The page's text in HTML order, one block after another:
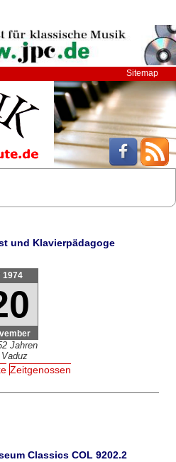
Sitemap
und Klavierpädagoge
1974
Jahren
Zeitgenossen
Classics COL 9202.2